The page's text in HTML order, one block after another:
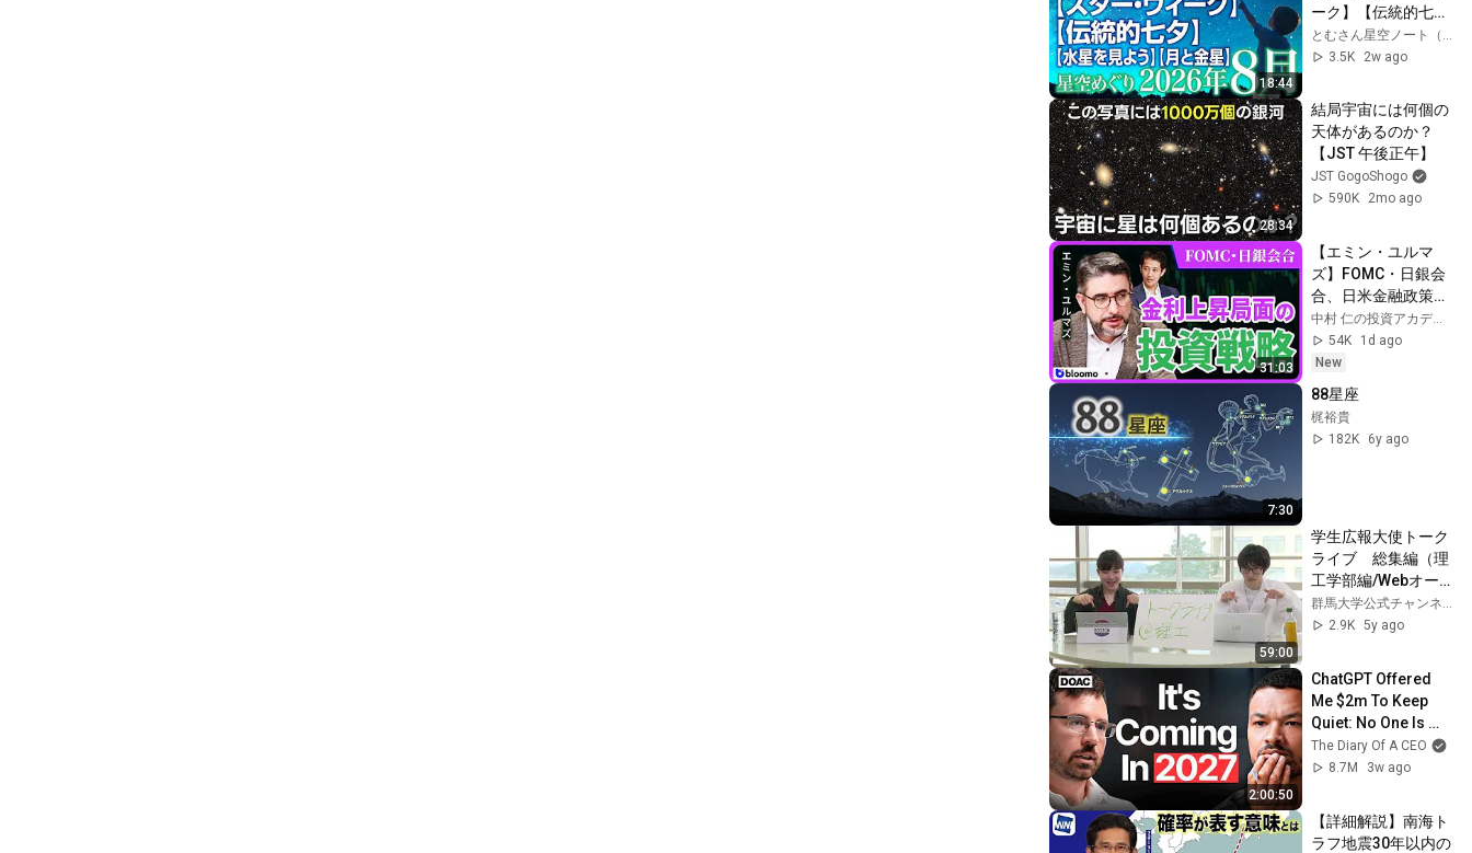
18:44
ーク】【伝統的七
夕】【水星を見よ
う】【月と金星】＝
ぐり〜Starry Sky
Tour 2026 Aug.
3.5K
2w ago
28:34
結局宇宙には何個の
天体があるのか？
【JST 午後正午】
JST GogoShogo
590K
2mo ago
31:03
【エミン・ユルマ
ズ】FOMC・日銀会
合、日米金融政策の
行方は?ドル円170円
の条件と金利上昇局
面の投資戦略
中村 仁の投資アカデミー / ブルーモ証券
54K
1d ago
New
7:30
88星座
梶裕貴
182K
6y ago
59:00
学生広報大使トーク
ライブ　総集編（理
工学部編/Webオー
プンキャンパス
2020）
群馬大学公式チャンネル
2.9K 5y ago
2:00:50
ChatGPT Offered
Me $2m To Keep
Quiet: No One Is
Ready For What's
Coming!
The Diary Of A CEO
8.7M
3w ago
【詳細解説】南海ト
ラフ地震30年以内の